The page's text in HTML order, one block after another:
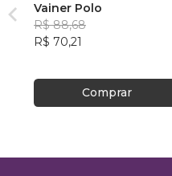
Vainer Polo
R$ 88,68
R$ 70,21
Comprar